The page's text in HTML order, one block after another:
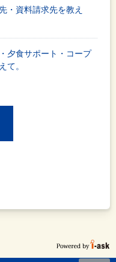
・資料請求先を教え
夕食サポート・コープ
て。